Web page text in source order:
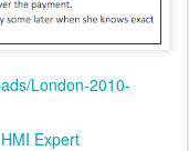
London-2010-
HMI Expert